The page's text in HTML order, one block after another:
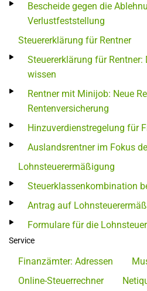
Bescheide gegen die
Verlustfeststellung
Steuererklärung für Rentner
Steuererklärung für
wissen
Rentner mit Minijob: Neue
Rentenversicherung
Hinzuverdienstregelung für
Auslandsrentner im Fokus
Lohnsteuerermäßigung
Steuerklassenkombination
Antrag auf
Formulare für die Lohnsteuer
Service
Finanzämter: Adressen
Online-Steuerrechner